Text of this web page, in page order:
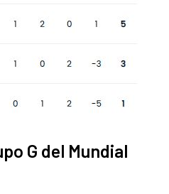
G del Mundial